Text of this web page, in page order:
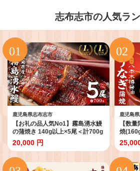
志布志市の人気ラ
鹿児島県志布志市
【お礼の品人気No1】霧島湧水鰻
の蒲焼き 140g以上×5尾＜計700g
以上＞ b0-219-yy
20,000 円
鹿児島
【数
焼